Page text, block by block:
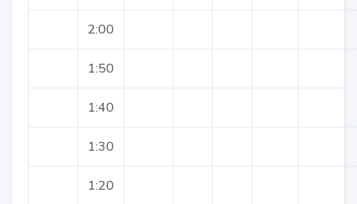
2:00
1:50
1:40
1:30
1:20